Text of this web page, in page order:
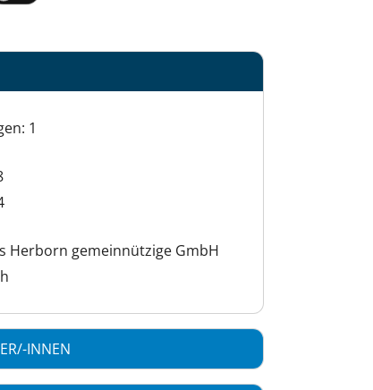
1
Herborn gemeinnützige GmbH
INNEN